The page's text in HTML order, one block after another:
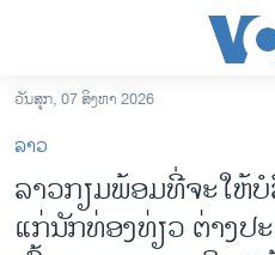
ເຂົ້າ
ຫາ
ຂ້າມ
ຂ້າມອາເມຣິກາ
ວັນສຸກ, 07 ສິງຫາ 2026
ລາວ
ລາວກຽມພ້ອມທີ່ຈະໃຫ້
ແກ່ນັກທ່ອງທ່ຽວ ຕ່າງປ